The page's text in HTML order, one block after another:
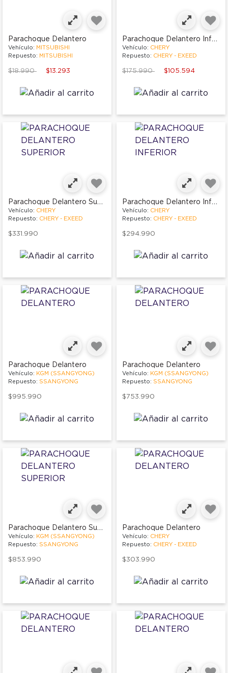
Parachoque Delantero
Vehículo: MITSUBISHI
Repuesto: MITSUBISHI
Price reduced from
$18.990to $13.293
Parachoque Delantero Inferior
Vehículo: CHERY
Repuesto: CHERY - EXEED
Price reduced from
$175.990to $105.594
Parachoque Delantero Superior
Vehículo: CHERY
Repuesto: CHERY - EXEED
$331.990
Parachoque Delantero Inferior
Vehículo: CHERY
Repuesto: CHERY - EXEED
$294.990
Parachoque Delantero
Vehículo: KGM (SSANGYONG)
Repuesto: SSANGYONG
$995.990
Parachoque Delantero
Vehículo: KGM (SSANGYONG)
Repuesto: SSANGYONG
$753.990
Parachoque Delantero Superior
Vehículo: KGM (SSANGYONG)
Repuesto: SSANGYONG
$853.990
Parachoque Delantero
Vehículo: CHERY
Repuesto: CHERY - EXEED
$303.990